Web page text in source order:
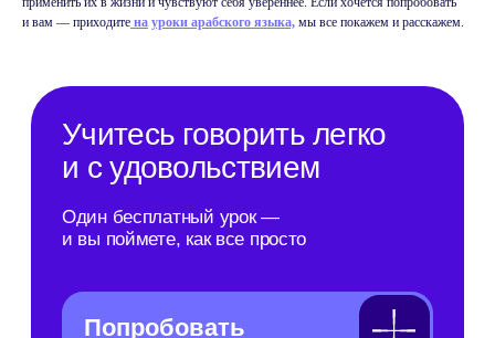
и вам — приходите на уроки арабского языка, мы все покажем и расскажем.